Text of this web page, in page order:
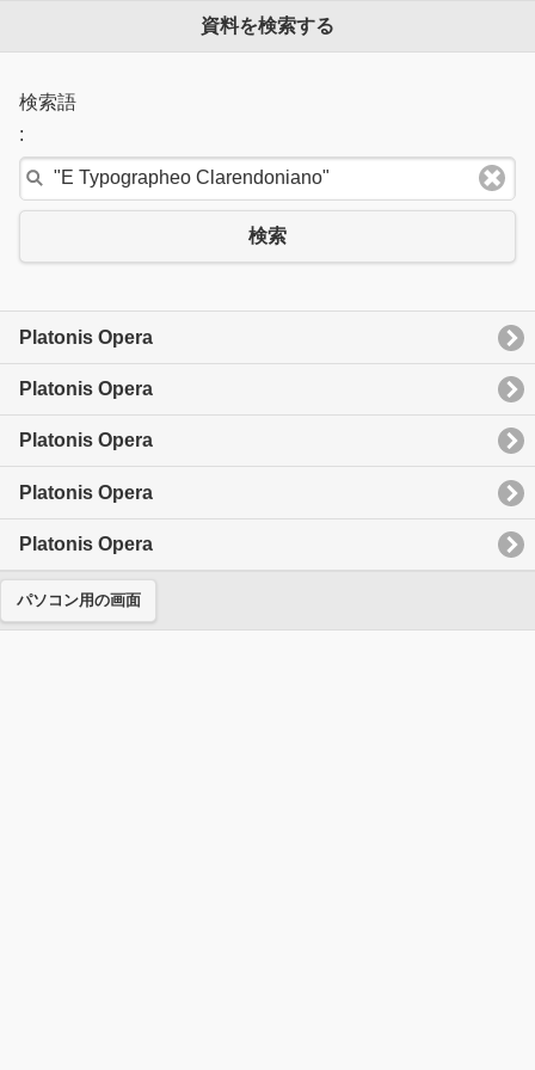
資料を検索する
検索語
:
検索
Platonis Opera
Platonis Opera
Platonis Opera
Platonis Opera
Platonis Opera
パソコン用の画面